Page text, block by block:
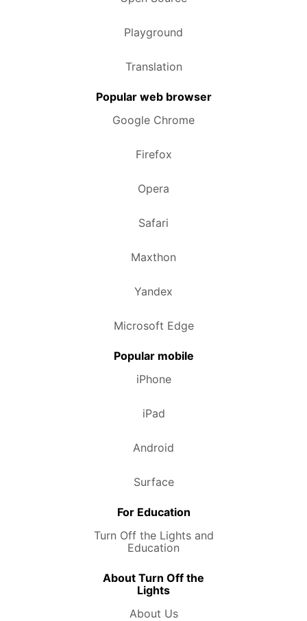
Playground
Translation
Popular web browser
Google Chrome
Firefox
Opera
Safari
Maxthon
Yandex
Microsoft Edge
Popular mobile
iPhone
iPad
Android
Surface
For Education
Turn Off the Lights and
Education
About Turn Off the
Lights
About Us